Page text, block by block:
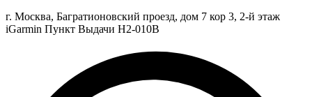
г. Москва, Багратионовский проезд, дом 7 кор 3, 2-й этаж
iGarmin Пункт Выдачи Н2-010В